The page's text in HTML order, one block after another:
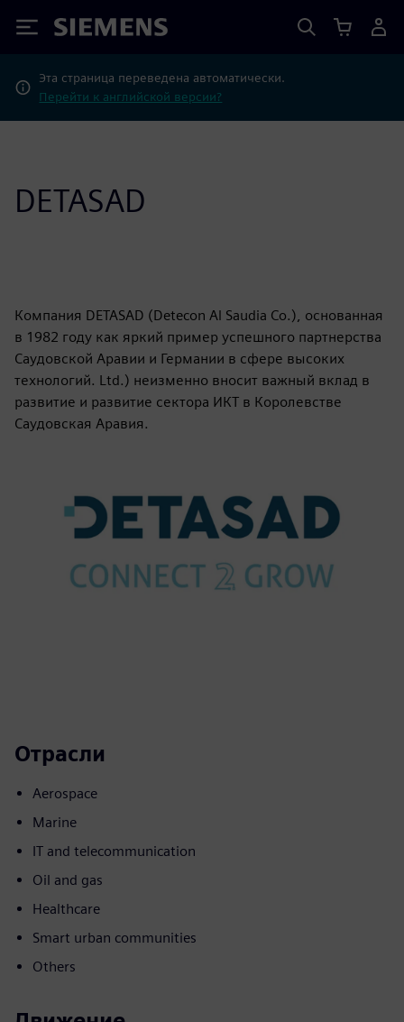
Siemens
Эта страница переведена автоматически.
Перейти к английской версии?
DETASAD
Компания DETASAD (Detecon Al Saudia Co.), основанная
в 1982 году как яркий пример успешного партнерства
Саудовской Аравии и Германии в сфере высоких
технологий. Ltd.) неизменно вносит важный вклад в
развитие и развитие сектора ИКТ в Королевстве
Саудовская Аравия.
Отрасли
Aerospace
Marine
IT and telecommunication
Oil and gas
Healthcare
Smart urban communities
Others